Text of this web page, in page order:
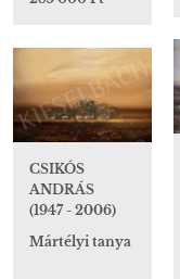
CSIKÓS
ANDRÁS
(1947 - 2006)
Mártélyi tanya